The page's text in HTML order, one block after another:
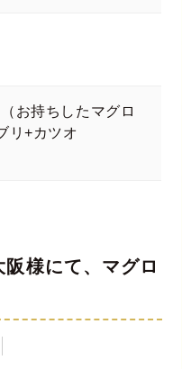
お持ちしたマグロ
リ+カツオ
様にて、マグロ